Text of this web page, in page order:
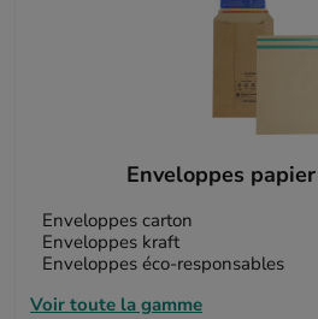
Enveloppes
Enveloppes carton
Enveloppes kraft
Enveloppes éco-responsables
Voir toute la gamme